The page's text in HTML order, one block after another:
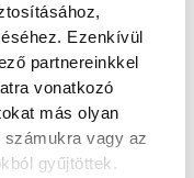
Ezenkívül
partnereinkkel
vonatkozó
más olyan
vagy az
gyűjtöttek.
26
FC II
10. 17:00